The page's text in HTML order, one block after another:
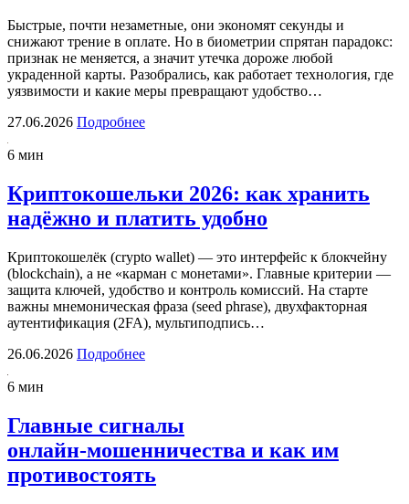
Быстрые, почти незаметные, они экономят секунды и
снижают трение в оплате. Но в биометрии спрятан парадокс:
признак не меняется, а значит утечка дороже любой
украденной карты. Разобрались, как работает технология, где
уязвимости и какие меры превращают удобство…
27.06.2026 Подробнее
6 мин
Криптокошельки 2026: как хранить
надёжно и платить удобно
Криптокошелёк (crypto wallet) — это интерфейс к блокчейну
(blockchain), а не «карман с монетами». Главные критерии —
защита ключей, удобство и контроль комиссий. На старте
важны мнемоническая фраза (seed phrase), двухфакторная
аутентификация (2FA), мультиподпись…
26.06.2026 Подробнее
6 мин
Главные сигналы
онлайн‑мошенничества и как им
противостоять